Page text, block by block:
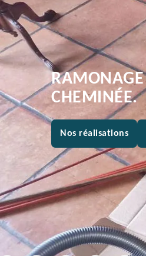
CHEMINÉE.
Nos réalisations